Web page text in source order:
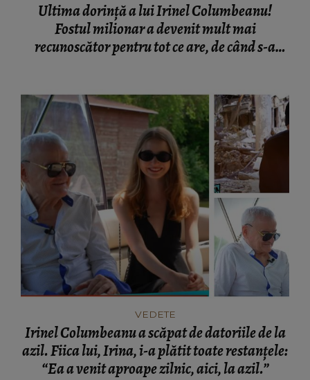
Ultima dorință a lui Irinel Columbeanu!
Fostul milionar a devenit mult mai
recunoscător pentru tot ce are, de când s-a
VEDETE
Irinel Columbeanu a scăpat de datoriile de la
azil. Fiica lui, Irina, i-a plătit toate restanțele:
“Ea a venit aproape zilnic, aici, la azil.”